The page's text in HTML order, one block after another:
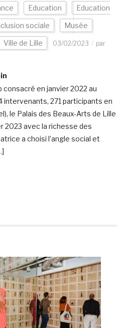
Education Education
sociale Musée
Ville de Lille 03/02/2023
par
en janvier 2022 au
271 participants en
le Palais des Beaux-Arts de Lille
2023 avec la richesse des
a choisi l’angle social et